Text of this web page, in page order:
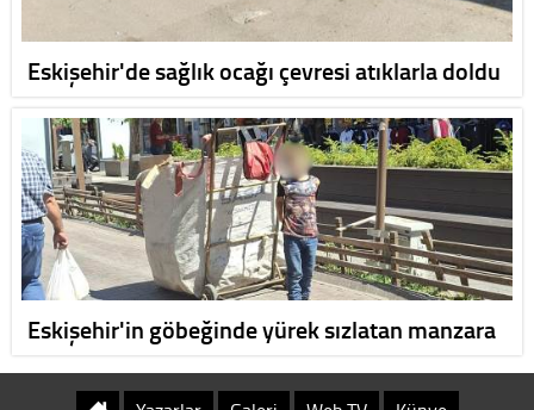
Eskişehir'de sağlık ocağı çevresi atıklarla doldu
Eskişehir'in göbeğinde yürek sızlatan manzara